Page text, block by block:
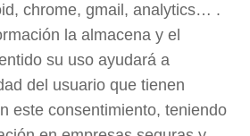
chrome, gmail, analytics… .
la almacena y el
su uso ayudará a
del usuario que tienen
este consentimiento, teniendo